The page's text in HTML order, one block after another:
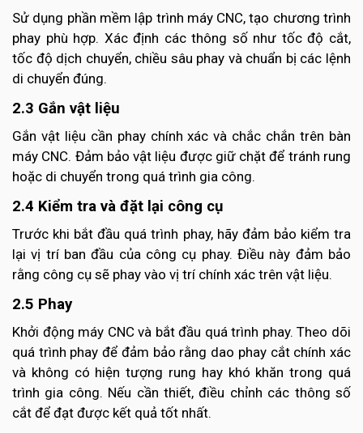
Sử dụng phần mềm lập trình máy CNC, tạo chương trình
phay phù hợp. Xác định các thông số như tốc độ cắt,
tốc độ dịch chuyển, chiều sâu phay và chuẩn bị các lệnh
di chuyển đúng.
2.3 Gắn vật liệu
Gắn vật liệu cần phay chính xác và chắc chắn trên bàn
máy CNC. Đảm bảo vật liệu được giữ chặt để tránh rung
hoặc di chuyển trong quá trình gia công.
2.4 Kiểm tra và đặt lại công cụ
Trước khi bắt đầu quá trình phay, hãy đảm bảo kiểm tra
lại vị trí ban đầu của công cụ phay. Điều này đảm bảo
rằng công cụ sẽ phay vào vị trí chính xác trên vật liệu.
2.5 Phay
Khởi động máy CNC và bắt đầu quá trình phay. Theo dõi
quá trình phay để đảm bảo rằng dao phay cắt chính xác
và không có hiện tượng rung hay khó khăn trong quá
trình gia công. Nếu cần thiết, điều chỉnh các thông số
cắt để đạt được kết quả tốt nhất.